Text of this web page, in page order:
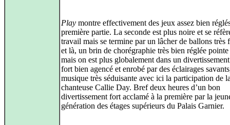
Play montre effectivement des jeux assez bien
première partie. La seconde est plus noire et se
travail mais se termine par un lâcher de ballons très
et là, un brin de chorégraphie très bien réglée pointe
mais on est plus globalement dans un
fort bien agencé et enrobé par des éclairages
musique très séduisante avec ici la participation de
chanteuse Callie Day. Bref deux heures d’un bon
divertissement fort acclamé à la première par la
génération des étages supérieurs du Palais Garnier.